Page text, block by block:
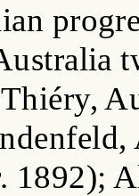
1892);